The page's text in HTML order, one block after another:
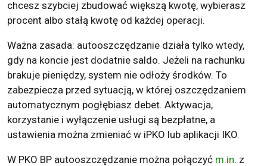
chcesz szybciej zbudować większą kwotę, wybierasz
procent albo stałą kwotę od każdej operacji.
Ważna zasada: autooszczędzanie działa tylko wtedy,
gdy na koncie jest dodatnie saldo. Jeżeli na rachunku
brakuje pieniędzy, system nie odłoży środków. To
zabezpiecza przed sytuacją, w której oszczędzaniem
automatycznym pogłębiasz debet. Aktywacja,
korzystanie i wyłączenie usługi są bezpłatne, a
ustawienia można zmieniać w iPKO lub aplikacji IKO.
W PKO BP autooszczędzanie można połączyć m.in. z